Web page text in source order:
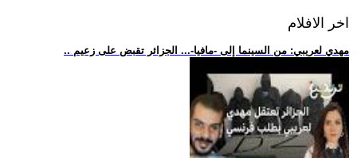
اخر الافلام
.. مهدي لعريبي: من السينما إلى -مافيا-... الجزائر تقبض على زعيم